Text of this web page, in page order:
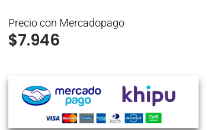
Precio con Mercadopago
$7.946